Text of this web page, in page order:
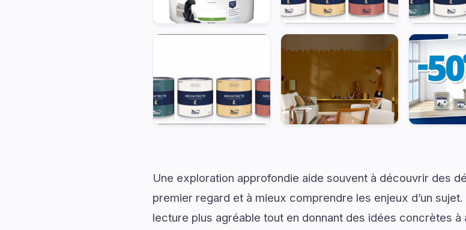
Une exploration approfondie aide souvent à découvrir des
premier regard et à mieux comprendre les enjeux d’un
lecture plus agréable tout en donnant des idées concrètes à